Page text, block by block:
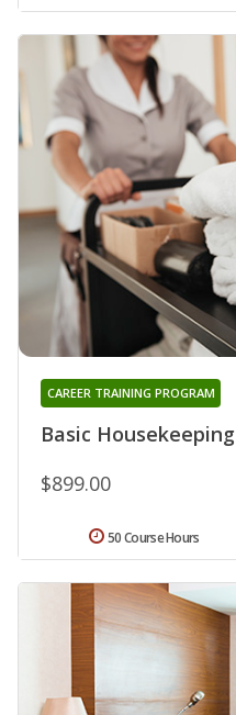
Basic Housekeeping
CAREER TRAINING PROGRAM
$899.00
50 Course Hours